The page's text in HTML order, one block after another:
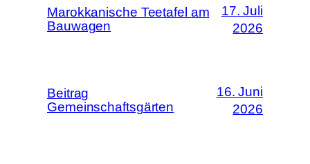
Marokkanische Teetafel am
Bauwagen
17. Juli
2026
Beitrag
Gemeinschaftsgärten
16. Juni
2026